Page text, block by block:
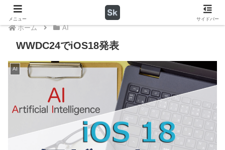
ホーム AI
WWDC24でiOS18発表
AI
メニュー サイドバー